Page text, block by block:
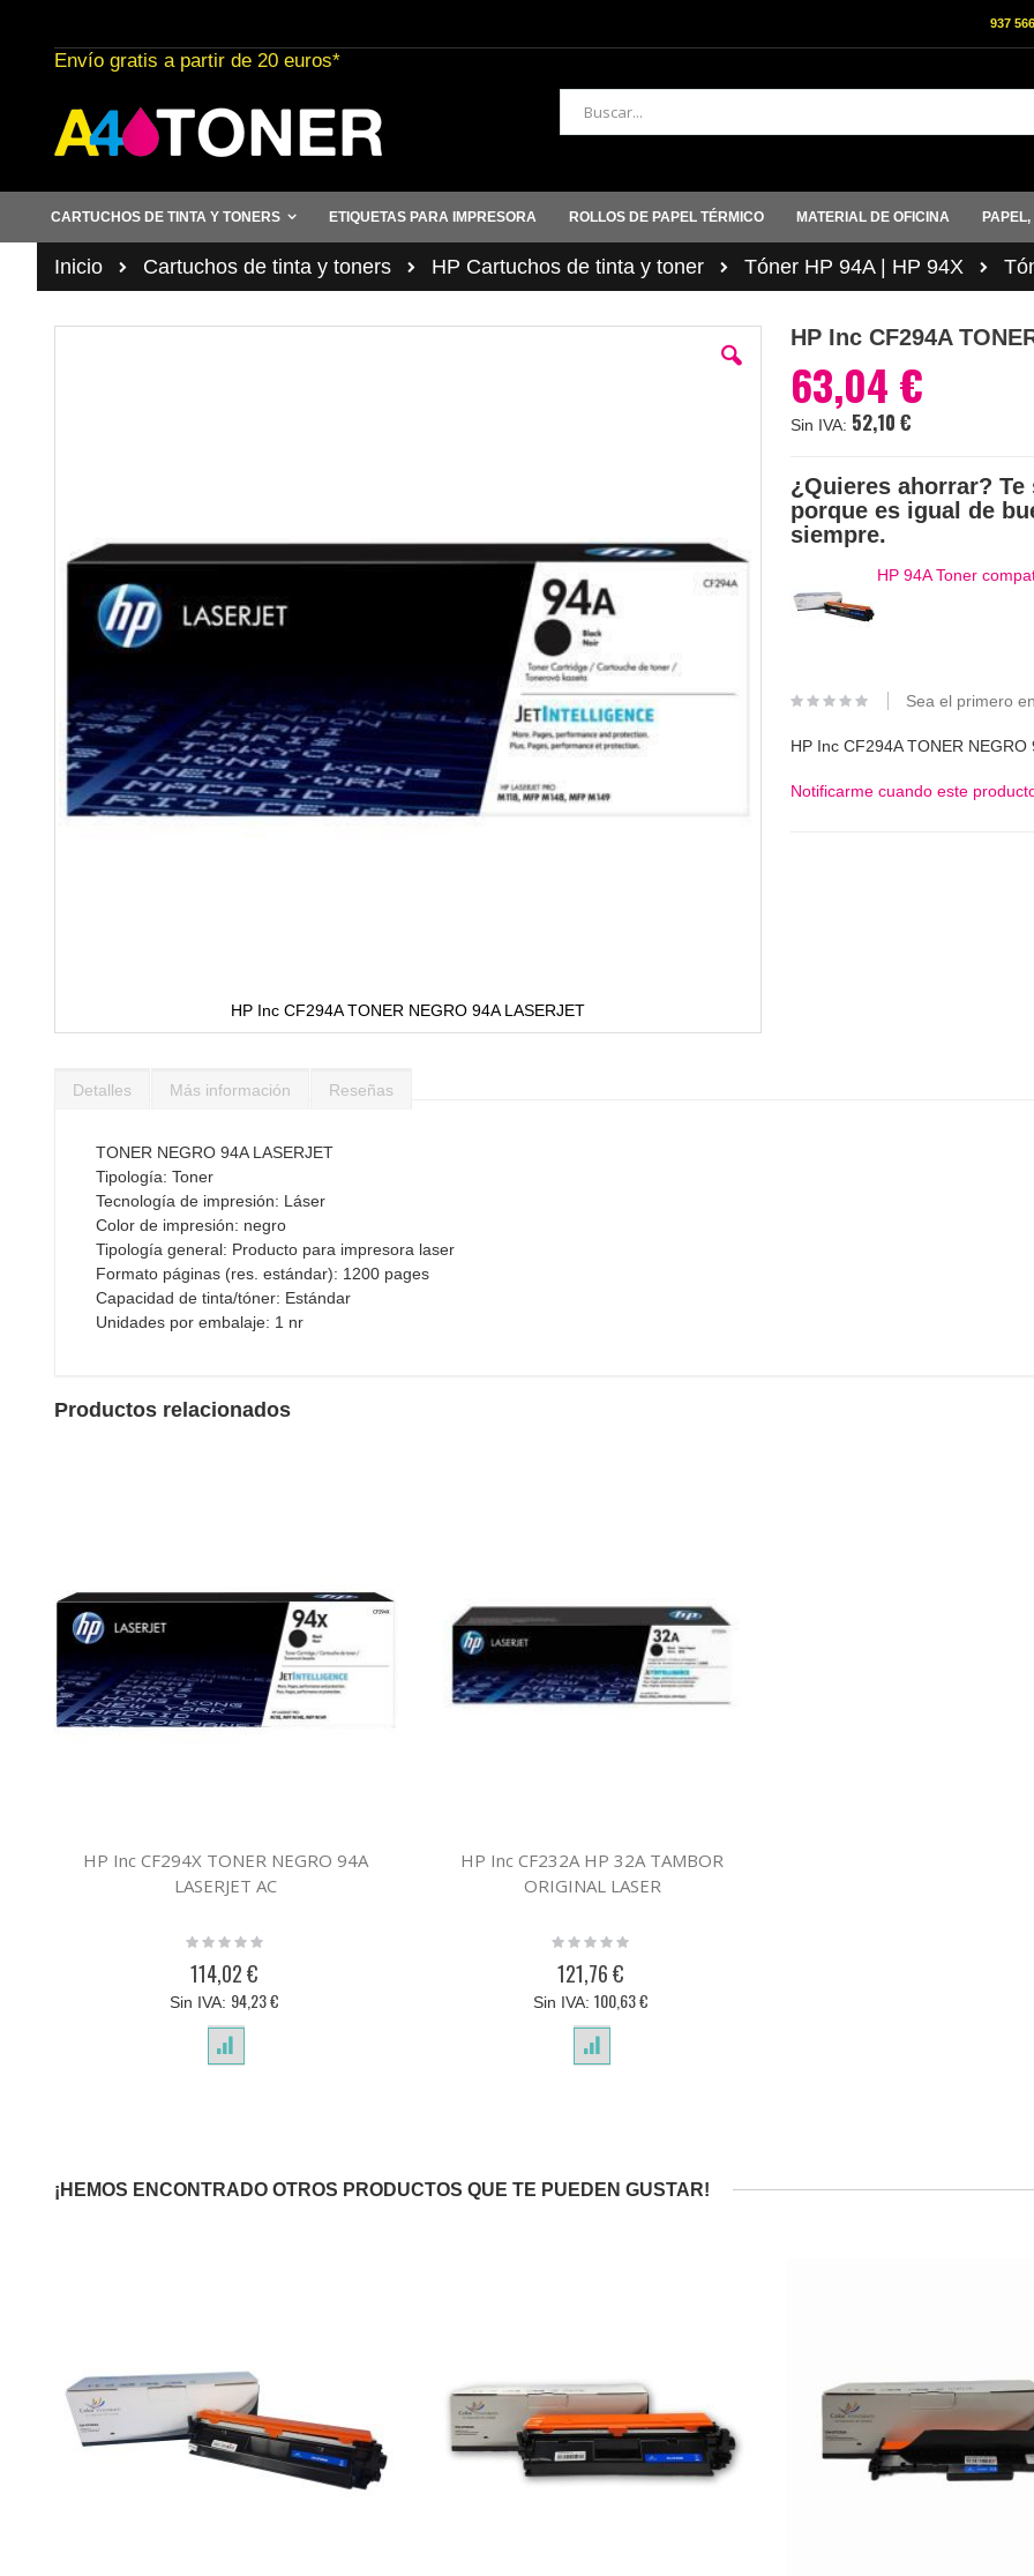
al
contenido
937
Envío gratis a partir de 20 euros*
Buscar
CARTUCHOS DE TINTA Y TONERS ETIQUETAS PARA IMPRESORA ROLLOS DE PAPEL TÉRMICO MATERIAL DE OFICINA PAPEL,
Inicio Cartuchos de tinta y toners HP Cartuchos de tinta y toner Tóner HP 94A | HP 94X
HP Inc CF294A TONER NEGRO 94A LASERJET
comienzo
galería
imágenes
HP Inc CF294A
63,04 €
52,10 €
¿Quieres ahorrar?
porque es igual de
siempre.
HP 94A Toner
Sea el primero
HP Inc CF294A TONER NEGRO
Notificarme cuando este
Detalles
TONER NEGRO 94A LASERJET
Tipología: Toner
Tecnología de impresión: Láser
Color de impresión: negro
Tipología general: Producto para impresora laser
Formato páginas (res. estándar): 1200 pages
Capacidad de tinta/tóner: Estándar
Unidades por embalaje: 1 nr
Más información Reseñas
Productos relacionados
HP Inc CF294X TONER NEGRO 94A
LASERJET AC
Rating:
114,02 €
94,23 €
HP Inc CF232A HP 32A TAMBOR
ORIGINAL LASER
Rating:
121,76 €
100,63 €
¡HEMOS ENCONTRADO OTROS PRODUCTOS QUE TE PUEDEN GUSTAR!